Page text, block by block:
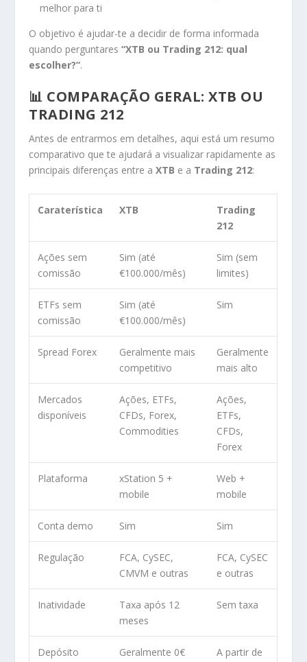
melhor para ti
O objetivo é ajudar-te a decidir de forma informada
quando perguntares“XTB ou Trading 212: qual
escolher?”.
📊 COMPARAÇÃO GERAL: XTB OU
TRADING 212
Antes de entrarmos em detalhes, aqui está um resumo
comparativo que te ajudará a visualizar rapidamente as
principais diferenças entre aXTB e a Trading 212:
Caraterística XTB
Trading
212
Ações sem
comissão
Sim (até
€100.000/mês)
Sim (sem
limites)
ETFs sem
comissão
Sim (até
€100.000/mês)
Sim
Spread Forex
Geralmente mais
competitivo
Geralmente
mais alto
Mercados
disponíveis
Ações, ETFs,
CFDs, Forex,
Commodities
Ações,
ETFs,
CFDs,
Forex
Plataforma
xStation 5 +
mobile
Web +
mobile
Conta demo Sim Sim
Regulação
FCA, CySEC,
CMVM e outras
FCA, CySEC
e outras
Inatividade
Taxa após 12
meses
Sem taxa
Depósito
Geralmente 0€
A partir de